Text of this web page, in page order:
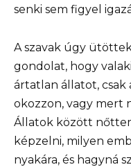
senki sem figyel
A szavak úgy
gondolat, hogy
ártatlan állatot, csak
okozzon, vagy mert
Állatok között
képzelni, milyen
nyakára, és hagyná